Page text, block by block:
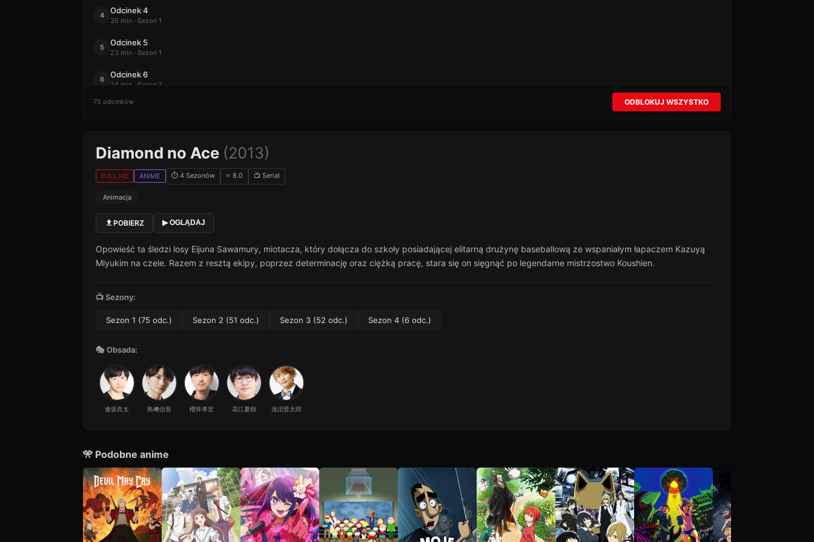
4 Odcinek 4
35 min · Sezon 1
5 Odcinek 5
23 min · Sezon 1
6 Odcinek 6
24 min · Sezon 1
Odcinek 7
54 min · Sezon 1
9 Odcinek 9
49 min · Sezon 1
Odcinek 10
43 min · Sezon 1
Odcinek 11
48 min · Sezon 1
Odcinek 12
13 Odcinek 13
35 min · Sezon 1
Odcinek 16
25 min · Sezon 1
Odcinek 18
49 min · Sezon 1
19 Odcinek 19
38 min · Sezon 1
20 Odcinek 20
49 min · Sezon 1
75 odcinków ODBLOKUJ WSZYSTKO
Diamond no Ace (2013)
FULL HD ANIME ⏱ 4 Sezonów ⭐ 8.0 📺 Serial
Animacja
POBIERZ ▶ OGLĄDAJ
Opowieść ta śledzi losy Eijuna Sawamury, miotacza, który dołącza do szkoły posiadającej elitarną drużynę baseballową ze wspaniałym łapaczem Kazuyą
Miyukim na czele. Razem z resztą ekipy, poprzez determinację oraz ciężką pracę, stara się on sięgnąć po legendarne mistrzostwo Koushien.
📺 Sezony:
Sezon 1 (75 odc.) Sezon 2 (51 odc.) Sezon 3 (52 odc.) Sezon 4 (6 odc.)
🎭 Obsada:
逢坂良太 島﨑信長 櫻井孝宏 花江夏樹 浅沼晋太郎
🎌 Podobne anime